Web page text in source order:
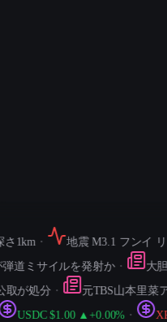
・ 地震 M3.1 フンイ リ
ミサイルを発射か・ 大胆に
処分・ 元TBS山本里菜ア
USDC $1.00 ▲+0.00%・ XRP